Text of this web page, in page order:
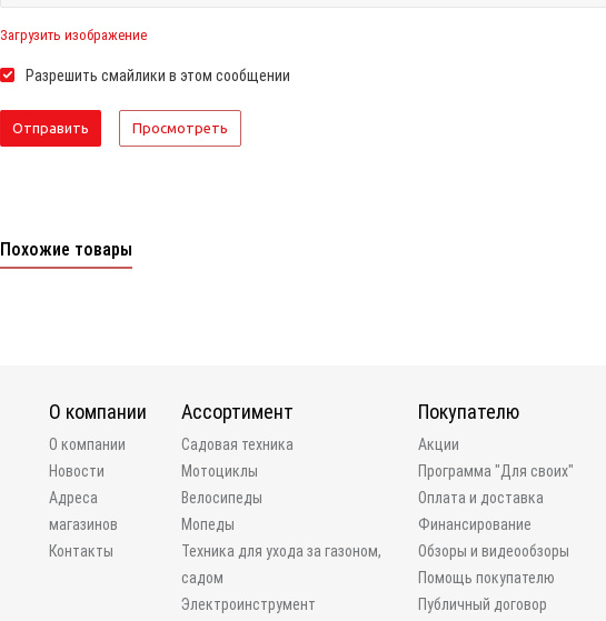
Загрузить изображение
Разрешить смайлики в этом сообщении
Похожие товары
О компании
О компании
Новости
Адреса
магазинов
Контакты
Ассортимент
Садовая техника
Мотоциклы
Велосипеды
Мопеды
Техника для ухода за газоном,
садом
Электроинструмент
Покупателю
Акции
Программа "Для своих"
Оплата и доставка
Финансирование
Обзоры и видеообзоры
Помощь покупателю
Публичный договор